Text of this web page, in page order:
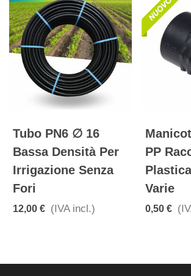
Tubo PN6 ∅ 16
Bassa Densità Per
Irrigazione Senza
Fori
12,00 € (IVA incl.)
PP
Varie
0,50 €